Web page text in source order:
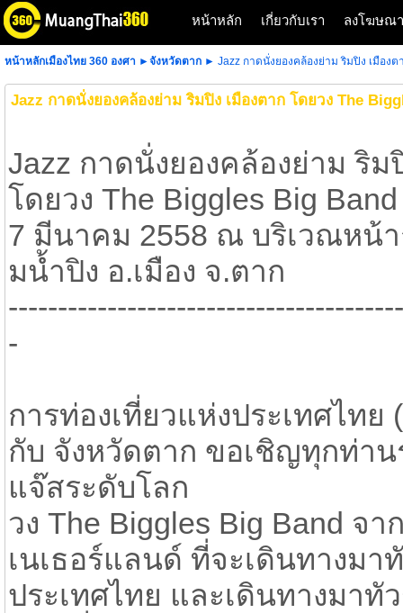
หน้าหลัก เกี่ยวกับเรา ลงโฆษณา
หน้าหลักเมืองไทย 360 องศา ►จังหวัดตาก ► Jazz กาดนั่งยองคล้องย่าม ริมปิง เมืองต
Jazz กาดนั่งยองคล้องย่าม ริมปิง เมืองตาก โดยวง The
Jazz กาดนั่งยองคล้องย่าม ริม
โดยวง The Biggles Big
7 มีนาคม 2558 ณ บริเวณหน้
มน้ำปิง อ.เมือง จ.ตาก
-
การท่องเที่ยวแห่งประเทศไท
กับ จังหวัดตาก ขอเชิญทุกท่า
แจ๊สระดับโลก
วง The Biggles Big Band จ
เนเธอร์แลนด์ ที่จะเดินทางมา
ประเทศไทย และเดินทางมา